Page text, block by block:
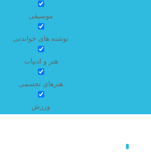
موسیقی
نوشته های خواندنی
هنر و ادبیات
هنرهای تجسمی
ورزش